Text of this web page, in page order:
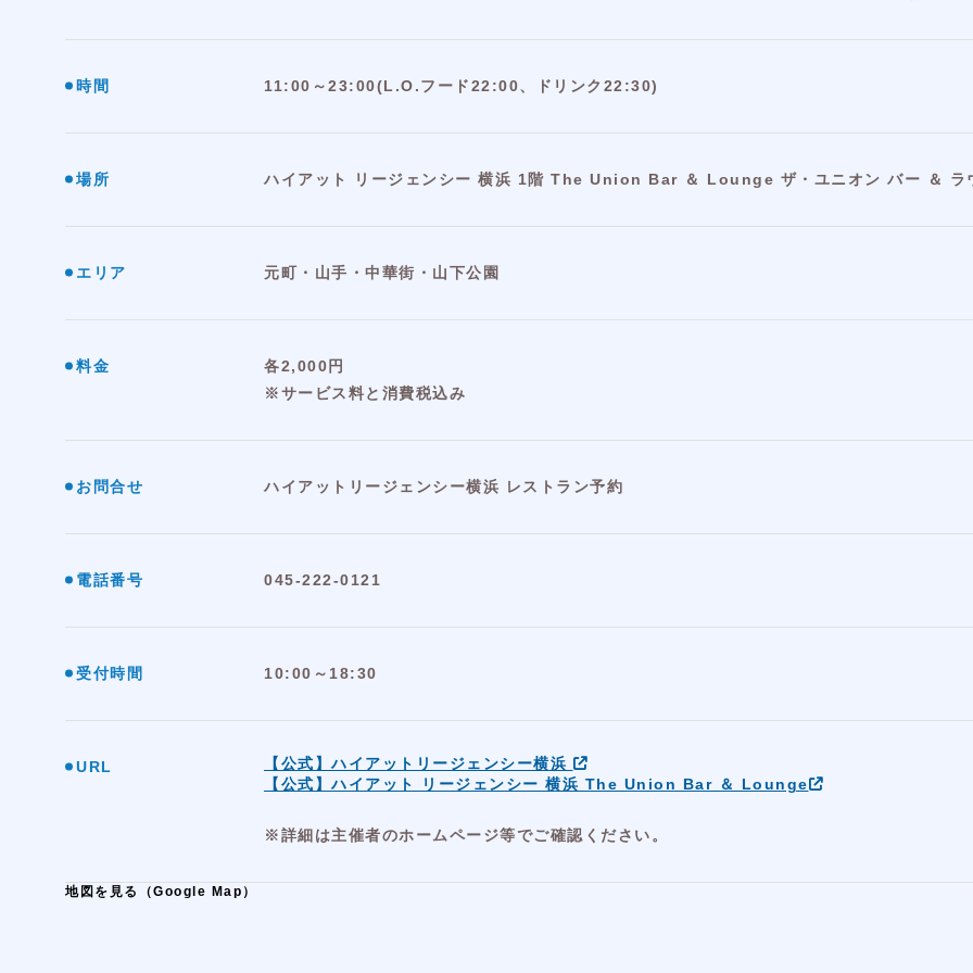
時間 11:00～23:00(L.O.フード22:00、ドリンク22:30)
場所 ハイアット リージェンシー 横浜 1階 The Union Bar ＆ Lounge ザ・ユニオン バー ＆ ラ
エリア 元町・山手・中華街・山下公園
料金
各2,000円
※サービス料と消費税込み
お問合せ ハイアットリージェンシー横浜 レストラン予約
電話番号 045-222-0121
受付時間 10:00～18:30
URL
【公式】ハイアットリージェンシー横浜
【公式】ハイアット リージェンシー 横浜 The Union Bar ＆ Lounge
※詳細は主催者のホームページ等でご確認ください。
地図を見る（Google Map）